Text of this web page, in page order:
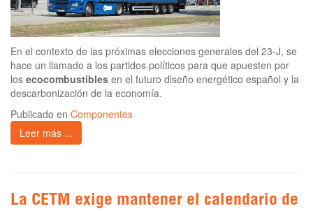
En el contexto de las próximas elecciones generales del 23-J, se
hace un llamado a los partidos políticos para que apuesten por
los ecocombustibles en el futuro diseño energético español y la
descarbonización de la economía.
Publicado en Componentes
Leer más ...
La CETM exige mantener el calendario de